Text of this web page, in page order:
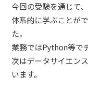
今回の受験を通じて
体系的に学ぶことが
た。
業務ではPython等で
次はデータサイエン
います。